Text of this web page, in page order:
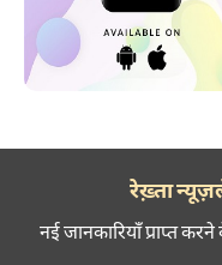
रेख़्ता
नई जानकारियाँ प्राप्त